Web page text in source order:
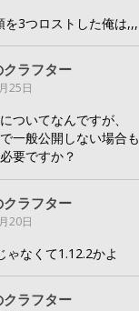
を3つロストした俺は,,,
ラフター
25日
ついてなんですが、
一般公開しない場合も
要ですか？
ラフター
20日
ゃなくて1.12.2かよ
ラフター